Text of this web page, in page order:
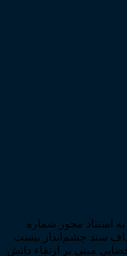
استناد مجوز شماره
تحقق اهداف سند چشم‌انداز بیست
مبنی بر ارتقاء دانش